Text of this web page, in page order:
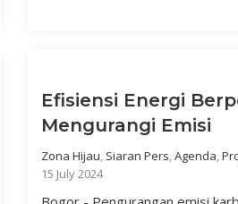
Efisiensi Energi
Mengurangi Emisi
Zona Hijau, Siaran Pers,Agenda,
15 July 2024